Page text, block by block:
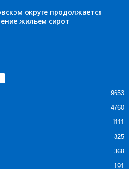
округе продолжается
жильем сирот
9653
4760
1111
825
369
191